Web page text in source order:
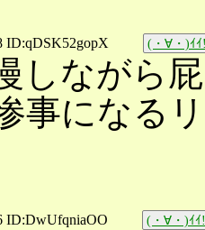
ID:qDSK52gopX (・∀・)ｲ
しながら
事になる
ID:DwUfqniaOO (・∀・)ｲ